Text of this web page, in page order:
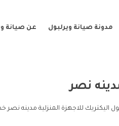
مدونة صيانة ويرلبول عن صيانة
نصر
اليكتريك للاجهزة المنزلية مدينه